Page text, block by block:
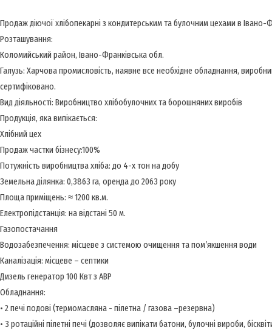
Продаж діючої хлібопекарні з кондитерським та булочним цехами в Івано-
Розташування:
Коломийський район, Івано-Франківська обл.
Галузь: Харчова промисловість, наявне все необхідне обладнання,
сертифіковано.
Вид діяльності: Виробництво хлібобулочних та борошняних виробів
Продукція, яка випікається:
Хлібний цех
Продаж частки бізнесу:100%
Потужність виробництва хліба: до 4-х тон на добу
Земельна ділянка: 0,3863 га, оренда до 2063 року
Площа приміщень: ≈ 1200 кв.м.
Електропідстанція: на відстані 50 м.
Газопостачання
Водозабезпечення: місцеве з системою очищення та пом’якшення води
Каналізація: місцеве – септики
Дизель генератор 100 Квт з АВР
Обладнання:
• 2 печі подові (термомасляна - пілетна / газова –резервна)
• 3 ротаційні пілетні печі (дозволяє випікати батони, булочні вироби,